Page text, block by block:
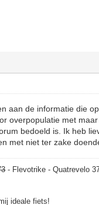
aan de informatie die
overpopulatie met
bedoeld is. Ik heb
met niet ter zake
- Flevotrike - Quatrevelo
ideale fiets!